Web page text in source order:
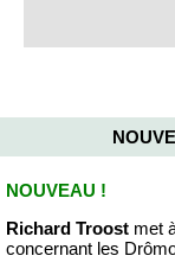
NOUVEAU !
Richard Troost met
concernant les